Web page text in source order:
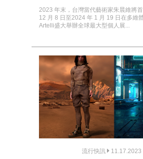
2023 年末，台灣當代藝術家朱晨維將
12 月 8 日至2024 年 1 月 19 日在多維
Artelli盛大舉辦全球最大型個人展...
流行快訊 11.17.2023